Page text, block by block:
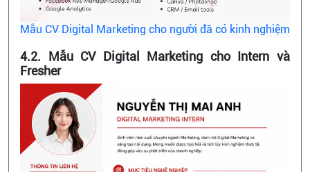
Mẫu CV Digital Marketing cho người đã có kinh nghiệm
4.2. Mẫu CV Digital Marketing cho Intern và
Fresher